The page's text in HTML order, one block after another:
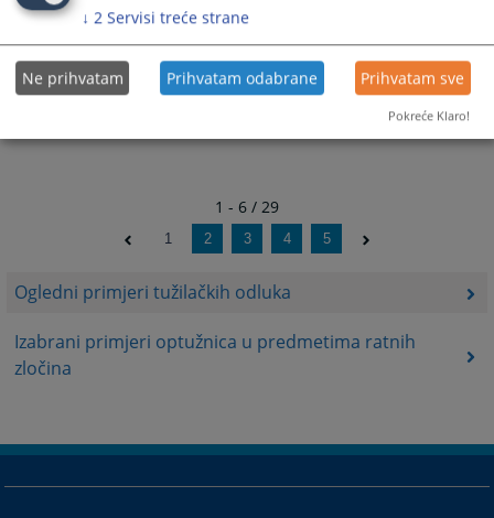
Ogledni primjeri tužilačkih odluka
Izabrani primjeri optužnica u predmetima ratnih
zločina
1 - 6 / 29
1 2 3 4 5
↓ 2 Servisi treće strane
Ne prihvatam Prihvatam odabrane Prihvatam sve
Pokreće Klaro!